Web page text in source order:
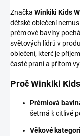
Značka Winkiki Kids
dětské oblečení
prémiové bavlny
světových lídrů v
oblečení, které je
časté praní a přitom
Proč Winkiki
Prémiová
šetrná k citlivé
Věkové